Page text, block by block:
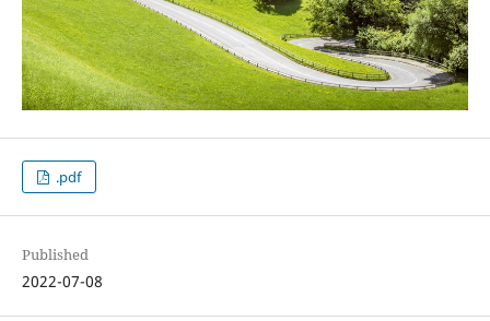
.pdf
Published
2022-07-08